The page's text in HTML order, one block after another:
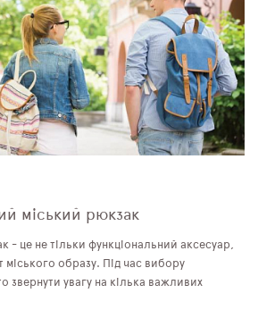
міський рюкзак
- це не тільки функціональний аксесуар,
образу. Під час вибору
звернути увагу на кілька важливих